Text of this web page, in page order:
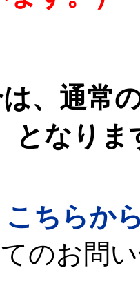
、通常
となりま
こちらか
のお問